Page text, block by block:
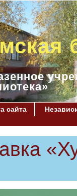
сайта